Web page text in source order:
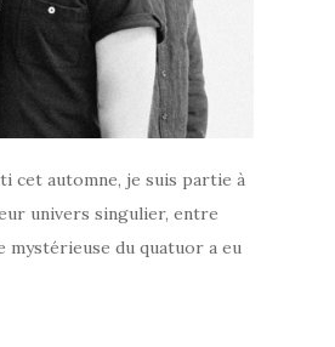
cet automne, je suis partie à
univers singulier, entre
mystérieuse du quatuor a eu